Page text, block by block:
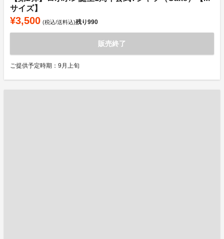
サイズ】
¥3,500 (税込/送料込)残り990
販売終了
ご提供予定時期：9月上旬